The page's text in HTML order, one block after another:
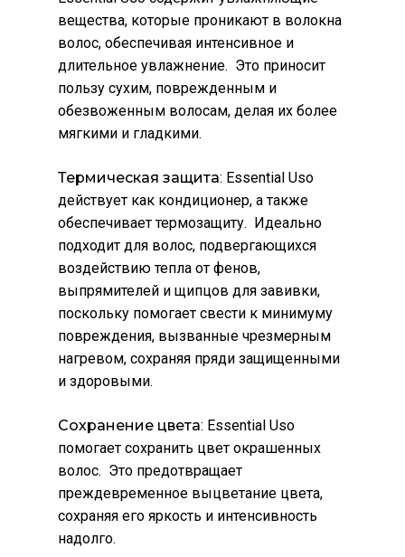
вещества, которые проникают в волокна
волос, обеспечивая интенсивное и
длительное увлажнение. Это приносит
пользу сухим, поврежденным и
обезвоженным волосам, делая их более
мягкими и гладкими.
Термическая защита: Essential Usо
действует как кондиционер, а также
обеспечивает термозащиту. Идеально
подходит для волос, подвергающихся
воздействию тепла от фенов,
выпрямителей и щипцов для завивки,
поскольку помогает свести к минимуму
повреждения, вызванные чрезмерным
нагревом, сохраняя пряди защищенными
и здоровыми.
Сохранение цвета: Essential Usо
помогает сохранить цвет окрашенных
волос. Это предотвращает
преждевременное выцветание цвета,
сохраняя его яркость и интенсивность
надолго.